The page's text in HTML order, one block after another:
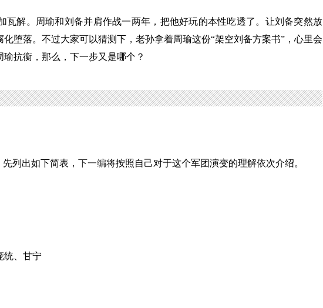
解。周瑜和刘备并肩作战一两年，把他好玩的本性吃透了。让刘备突然放
堕落。不过大家可以猜测下，老孙拿着周瑜这份“架空刘备方案书”，心里会
抗衡，那么，下一步又是哪个？
列出如下简表， 下一编将按照自己对于这个军团演变的理解依次介绍。
、甘宁